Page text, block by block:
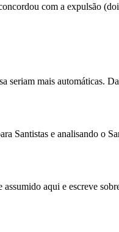
com a expulsão
seriam mais automáticas.
Santistas e analisando o
aqui e escreve